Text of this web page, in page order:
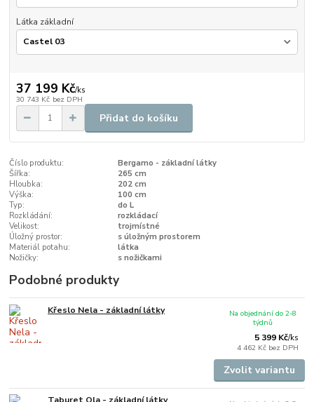
Látka základní
37 199 Kč/ks
30 743 Kč bez DPH
Přidat do košíku
Číslo produktu:
Bergamo - základní látky
Šířka:
265 cm
Hloubka:
202 cm
Výška:
100 cm
Typ:
do L
Rozkládání:
rozkládací
Velikost:
trojmístné
Úložný prostor:
s úložným prostorem
Materiál potahu:
látka
Nožičky:
s nožičkami
Podobné produkty
Křeslo Nela - základní látky
5 399 Kč/ks
4 462 Kč bez DPH
Na objednání do 2-8
týdnů
Zvolit variantu